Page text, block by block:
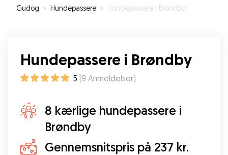
for en hund. Lucar var meget træt og tilfreds da
Gudog » Hundepassere » Hundepassere i Brøndby
Hundepassere i Brøndby
5 (9 Anmeldelser)
8 kærlige hundepassere i
Brøndby
Gennemsnitspris på 237 kr.